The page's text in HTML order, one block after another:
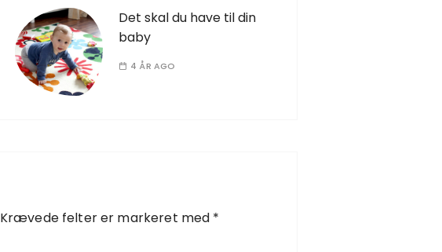
Det skal du have til din
baby
4 ÅR AGO
Krævede felter er markeret med *